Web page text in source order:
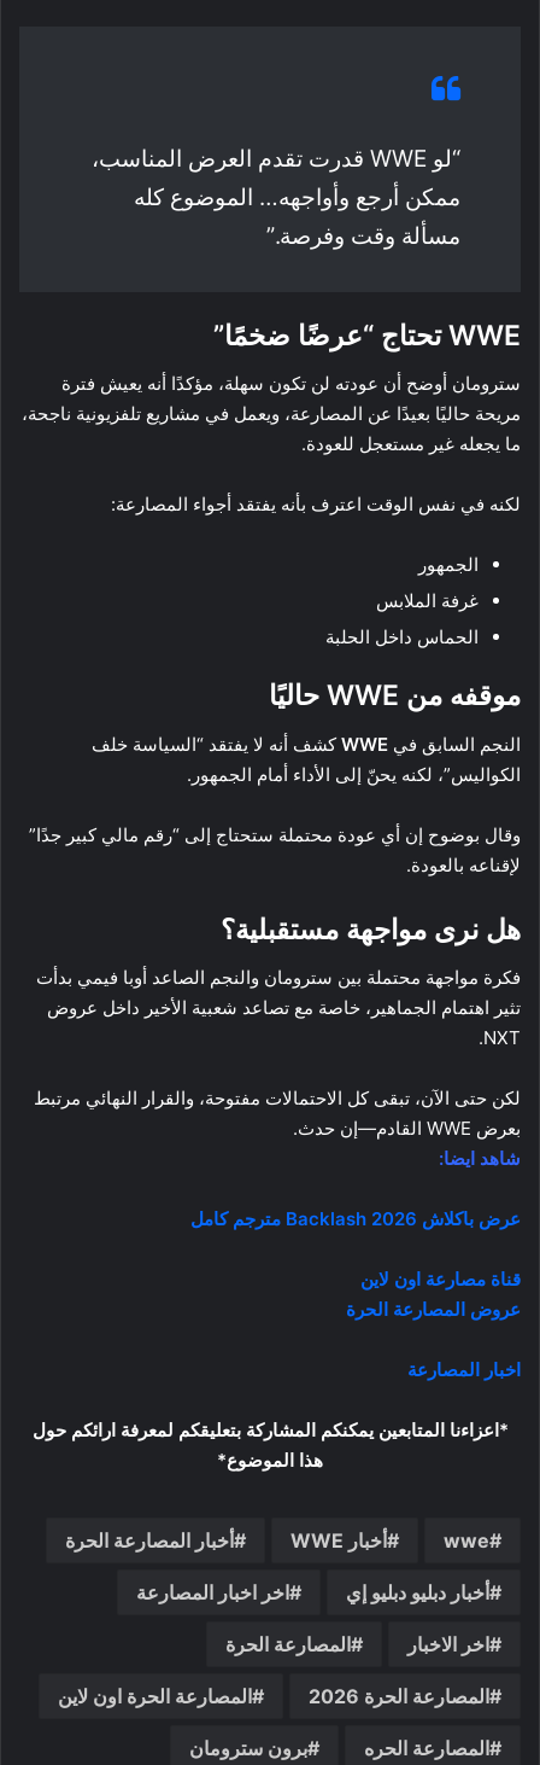
“لو WWE قدرت تقدم العرض المناسب،
ممكن أرجع وأواجهه… الموضوع كله
مسألة وقت وفرصة.”
WWE تحتاج “عرضًا ضخمًا”
سترومان أوضح أن عودته لن تكون سهلة، مؤكدًا أنه يعيش فترة
مريحة حاليًا بعيدًا عن المصارعة، ويعمل في مشاريع تلفزيونية ناجحة،
ما يجعله غير مستعجل للعودة.
لكنه في نفس الوقت اعترف بأنه يفتقد أجواء المصارعة:
الجمهور
غرفة الملابس
الحماس داخل الحلبة
موقفه من WWE حاليًا
النجم السابق في WWEكشف أنه لا يفتقد “السياسة خلف
الكواليس”، لكنه يحنّ إلى الأداء أمام الجمهور.
وقال بوضوح إن أي عودة محتملة ستحتاج إلى “رقم مالي كبير جدًا”
لإقناعه بالعودة.
هل نرى مواجهة مستقبلية؟
فكرة مواجهة محتملة بين سترومان والنجم الصاعد أوبا فيمي بدأت
تثير اهتمام الجماهير، خاصة مع تصاعد شعبية الأخير داخل عروض
NXT.
لكن حتى الآن، تبقى كل الاحتمالات مفتوحة، والقرار النهائي مرتبط
بعرض WWE القادم—إن حدث.
شاهد ايضا:
عرض باكلاش 2026 Backlash مترجم كامل
قناة مصارعة اون لاين
عروض المصارعة الحرة
اخبار المصارعة
*اعزاءنا المتابعين يمكنكم المشاركة بتعليقكم لمعرفة ارائكم حول
هذا الموضوع*
wwe أخبار WWE أخبار المصارعة الحرة
أخبار دبليو دبليو إي اخر اخبار المصارعة
اخر الاخبار المصارعة الحرة
المصارعة الحرة 2026 المصارعة الحرة اون لاين
المصارعة الحره برون سترومان